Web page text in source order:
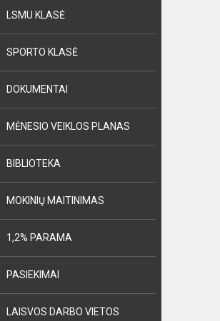
LSMU KLASĖ
SPORTO KLASĖ
DOKUMENTAI
MĖNESIO VEIKLOS PLANAS
BIBLIOTEKA
MOKINIŲ MAITINIMAS
1,2% PARAMA
PASIEKIMAI
LAISVOS DARBO VIETOS